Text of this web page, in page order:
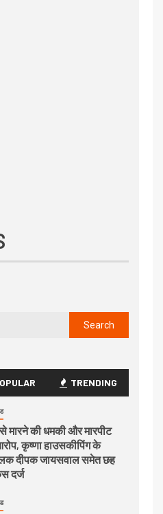
TRENDING
मारने की धमकी और मारपीट
कृष्णा हाउसकीपिंग के
दीपक जायसवाल समेत छह
दर्ज